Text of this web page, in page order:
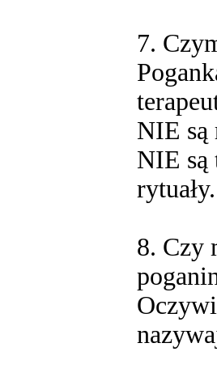
7.
NIE są
NIE są
rytuały.
8. Czy